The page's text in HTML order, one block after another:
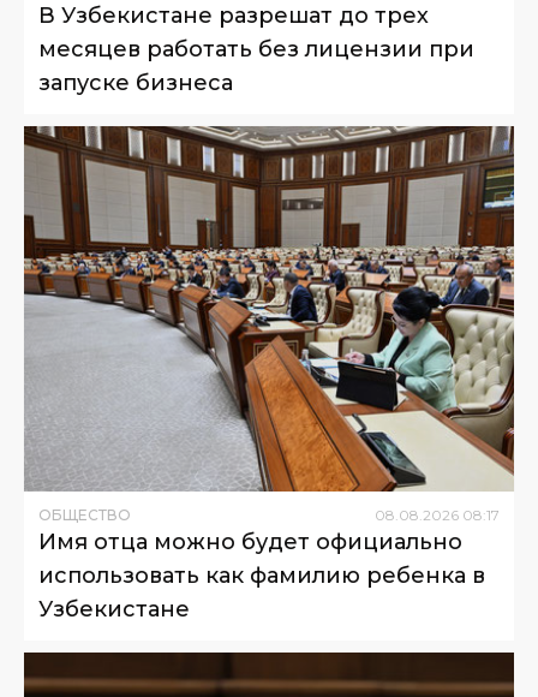
В Узбекистане разрешат до трех
месяцев работать без лицензии при
запуске бизнеса
ОБЩЕСТВО 08 08 2026 08:17
Имя отца можно будет официально
использовать как фамилию ребенка в
Узбекистане